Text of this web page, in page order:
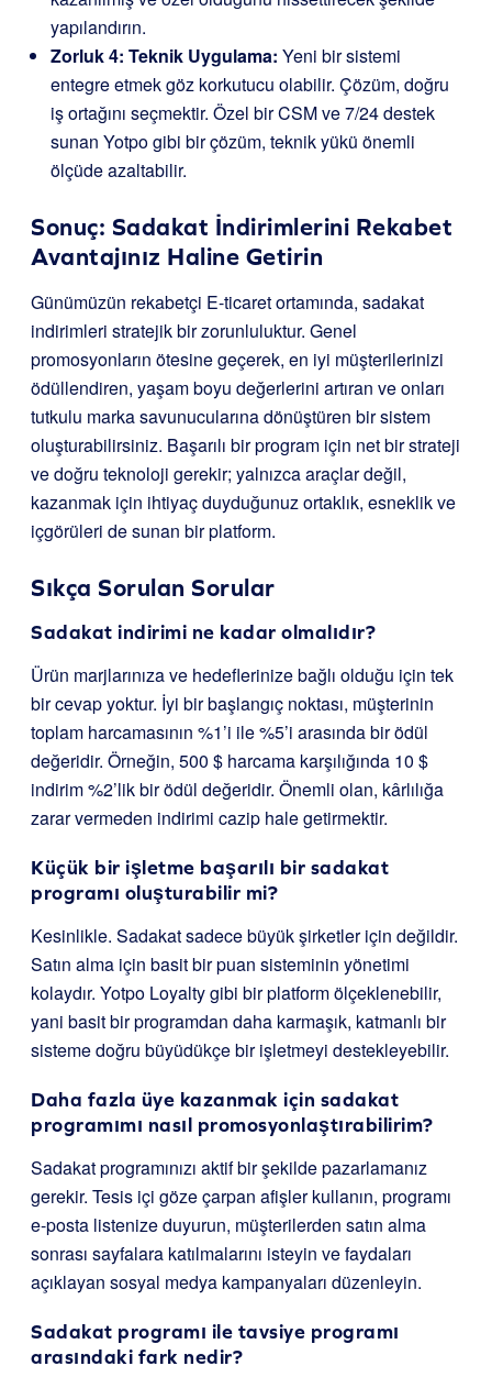
yapılandırın.
Zorluk 4: Teknik Uygulama: Yeni bir sistemi
entegre etmek göz korkutucu olabilir. Çözüm, doğru
iş ortağını seçmektir. Özel bir CSM ve 7/24 destek
sunan Yotpo gibi bir çözüm, teknik yükü önemli
ölçüde azaltabilir.
Sonuç: Sadakat İndirimlerini Rekabet
Avantajınız Haline Getirin
Günümüzün rekabetçi E-ticaret ortamında, sadakat
indirimleri stratejik bir zorunluluktur. Genel
promosyonların ötesine geçerek, en iyi müşterilerinizi
ödüllendiren, yaşam boyu değerlerini artıran ve onları
tutkulu marka savunucularına dönüştüren bir sistem
oluşturabilirsiniz. Başarılı bir program için net bir strateji
ve doğru teknoloji gerekir; yalnızca araçlar değil,
kazanmak için ihtiyaç duyduğunuz ortaklık, esneklik ve
içgörüleri de sunan bir platform.
Sıkça Sorulan Sorular
Sadakat indirimi ne kadar olmalıdır?
Ürün marjlarınıza ve hedeflerinize bağlı olduğu için tek
bir cevap yoktur. İyi bir başlangıç noktası, müşterinin
toplam harcamasının %1’i ile %5’i arasında bir ödül
değeridir. Örneğin, 500 $ harcama karşılığında 10 $
indirim %2’lik bir ödül değeridir. Önemli olan, kârlılığa
zarar vermeden indirimi cazip hale getirmektir.
Küçük bir işletme başarılı bir sadakat
programı oluşturabilir mi?
Kesinlikle. Sadakat sadece büyük şirketler için değildir.
Satın alma için basit bir puan sisteminin yönetimi
kolaydır. Yotpo Loyalty gibi bir platform ölçeklenebilir,
yani basit bir programdan daha karmaşık, katmanlı bir
sisteme doğru büyüdükçe bir işletmeyi destekleyebilir.
Daha fazla üye kazanmak için sadakat
programımı nasıl promosyonlaştırabilirim?
Sadakat programınızı aktif bir şekilde pazarlamanız
gerekir. Tesis içi göze çarpan afişler kullanın, programı
e-posta listenize duyurun, müşterilerden satın alma
sonrası sayfalara katılmalarını isteyin ve faydaları
açıklayan sosyal medya kampanyaları düzenleyin.
Sadakat programı ile tavsiye programı
arasındaki fark nedir?